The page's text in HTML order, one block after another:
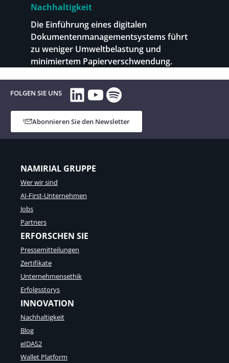
Nachhaltigkeit
Die Einführung eines digitalen
Dokumentenmanagementsystems führt
zu weniger Umweltbelastung und
minimiertem Papierverschwendung.
FOLGEN SIE UNS LinkedIn
YouTube
Spotify
Abonnieren Sie den Newsletter
NAMIRIAL GRUPPE
Wer wir sind
AI-First-Unternehmen
Jobs
Partners
ERFORSCHEN SIE
Pressemitteilungen
Zertifikate
Unternehmensethik
Erfolgsstorys
INNOVATION
Nachhaltigkeit
Blog
eIDAS2
Wallet Platform